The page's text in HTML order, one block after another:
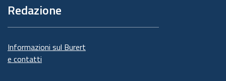
Redazione
Informazioni sul Burert
e contatti